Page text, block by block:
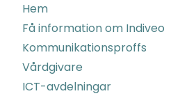
Hem
Få information om Indiveo
Kommunikationsproffs
Vårdgivare
ICT-avdelningar